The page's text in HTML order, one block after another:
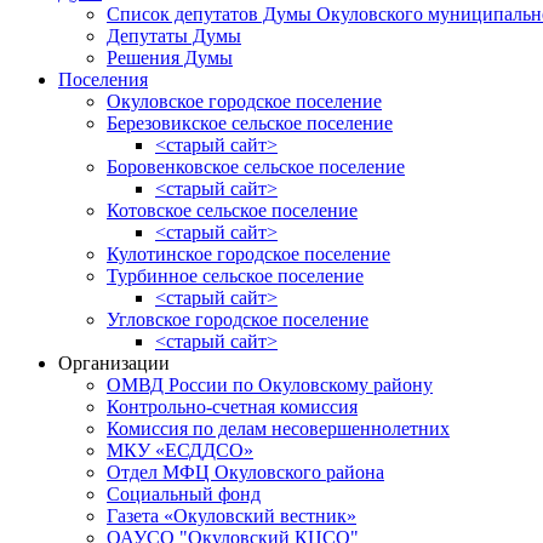
Список депутатов Думы Окуловского
Депутаты Думы
Решения Думы
Поселения
Окуловское городское поселение
Березовикское сельское поселение
<старый сайт>
Боровенковское сельское поселение
<старый сайт>
Котовское сельское поселение
<старый сайт>
Кулотинское городское поселение
Турбинное сельское поселение
<старый сайт>
Угловское городское поселение
<старый сайт>
Организации
ОМВД России по Окуловскому району
Контрольно-счетная комиссия
Комиссия по делам несовершеннолетних
МКУ «ЕСДДСО»
Отдел МФЦ Окуловского района
Социальный фонд
Газета «Окуловский вестник»
ОАУСО "Окуловский КЦСО"